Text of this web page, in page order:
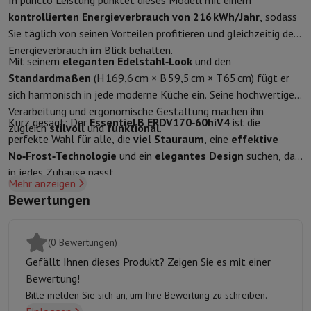
SchutziPhone HülleSamsung Hülle Universelle Schutzhülle
Nachladen Powerbank Ladegerät Ladegeräte für das AutoApple
Telefonie-ZubehörSpeicherkarteKabel
ZahlungsterminalsSumUp
GSMAlle GSMEmporia GSM GSM Nokia
Festnetztelefone Alle FestnetztelefoneGigaset-Telefone
NavigationssystemNavigation AutoRadarwarner Coyote
VerschiedenesWalkie-TalkiesMobile Fotodrucker
Computer & Büro
Laptop & NotebookLaptop Ultra-portabler Computer2-in-1-
Desktop-Computer
PC GamingGaming-Bereich
Drucker & Scanner
NetzwerkFRITZ!IP-Kameras
PeripheriegerätPC-BildschirmTastaturMausPC-Headsets
Arbeitsspeicher & Speicher
SoftwareOperating systemAndere
kontrollierten Energieverbrauch von 216 kWh/Jahr, sodass
Sie täglich von seinen Vorteilen profitieren und gleichzeitig den
Energieverbrauch im Blick behalten.
Mit seinem eleganten Edelstahl‑Look und den
Standardmaßen (H 169,6 cm × B 59,5 cm × T 65 cm) fügt er
sich harmonisch in jede moderne Küche ein. Seine hochwertige
Verarbeitung und ergonomische Gestaltung machen ihn
zugleichstilvoll undfunktional.
Kurz gesagt: Der Essentiel B ERDV170‑60hiV4ist die
perfekte Wahl für alle, die viel Stauraum, eine effektive
No‑Frost‑Technologie und ein elegantes Design suchen, das
in jedes Zuhause passt.
Mehr anzeigen
Bewertungen
(0 Bewertungen)
Gefällt Ihnen dieses Produkt? Zeigen Sie es mit einer
Bewertung!
Bitte melden Sie sich an, um Ihre Bewertung zu schreiben.